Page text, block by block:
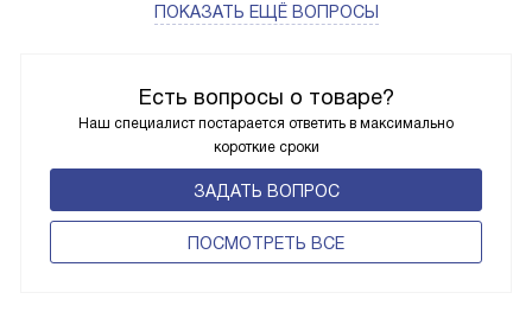
Есть вопросы о товаре?
Наш специалист постарается ответить в максимально
короткие сроки
ЗАДАТЬ ВОПРОС
ПОCМОТРЕТЬ ВСЕ
ПОКАЗАТЬ ЕЩЁ ВОПРОСЫ